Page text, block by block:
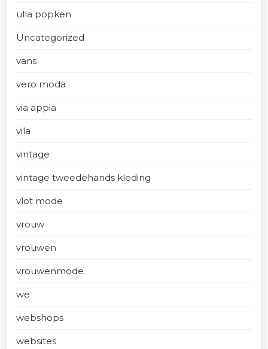
ulla popken
Uncategorized
vans
vero moda
via appia
vila
vintage
vintage tweedehands kleding
vlot mode
vrouw
vrouwen
vrouwenmode
we
webshops
websites